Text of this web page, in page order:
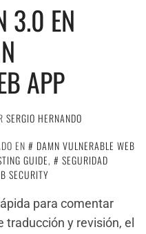
3.0 EN
APP
SERGIO HERNANDO
EN
DAMN VULNERABLE WEB
GUIDE,
SEGURIDAD
SECURITY
para comentar
traducción y revisión, el